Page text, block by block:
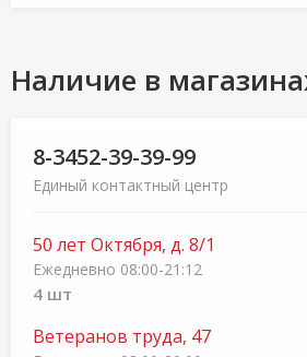
Наличие в
8-3452-39-39-99
Единый контактный центр
50 лет Октября, д. 8/1
Ежедневно 08:00-21:12
4 шт
Ветеранов труда, 47